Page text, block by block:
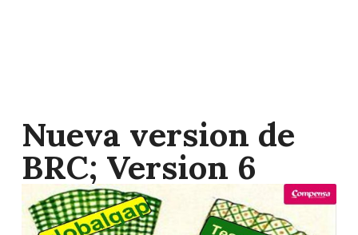
Nueva version de
BRC; Version 6